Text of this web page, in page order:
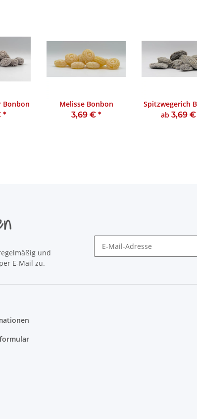
Bonbon
*
Melisse Bonbon
3,69 € *
Spitzwegerich
ab 3,69
und
E-Mail zu.